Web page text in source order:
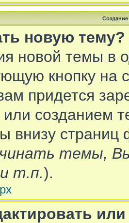
новую тему?
новой темы в
кнопку
придется
созданием
внизу
темы,
т.п.).